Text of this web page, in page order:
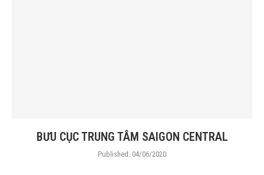
BƯU CỤC TRUNG TÂM SAIGON CENTRAL
Published: 04/06/2020